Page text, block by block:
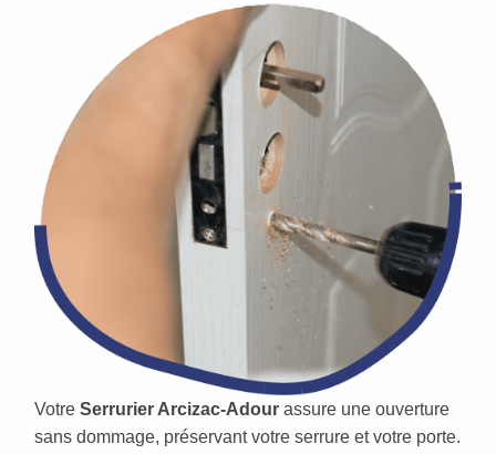
Votre Serrurier Arcizac-Adour assure une ouverture
sans dommage, préservant votre serrure et votre porte.